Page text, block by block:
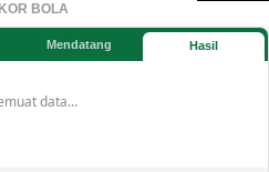
BOLA
Mendatang Hasil
data...
RAMAH ANAK
KEBIJAKAN IKLAN / ADVERTORIAL